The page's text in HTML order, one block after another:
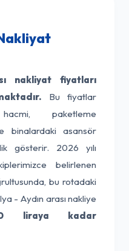
nakliyat fiyatları
Bu fiyatlar
paketleme
binalardaki asansör
gösterir. 2026 yılı
belirlenen
bu rotadaki
- Aydın arası nakliye
liraya kadar